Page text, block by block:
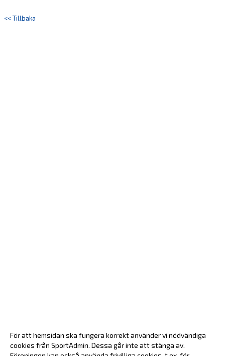
<< Tillbaka
För att hemsidan ska fungera korrekt använder vi nödvändiga
cookies från SportAdmin. Dessa går inte att stänga av.